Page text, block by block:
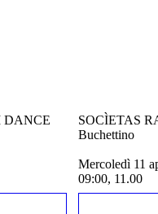
DANCE
SOCÌETAS
Buchettino
mercoledì 11
09:00, 11.00